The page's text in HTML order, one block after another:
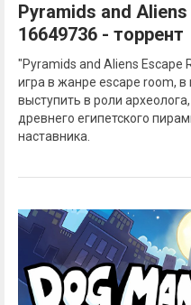
Pyramids and
16649736 - торрент
"Pyramids and Aliens Escape
игра в жанре escape room,
выступить в роли
древнего египетского
наставника.